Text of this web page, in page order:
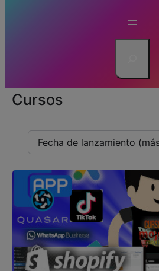
Cursos
Fecha de lanzamiento